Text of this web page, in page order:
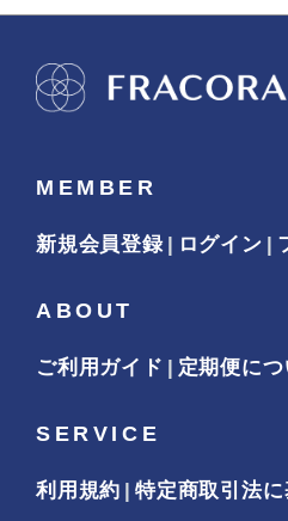
MEMBER
新規会員登録 ログイン
ABOUT
ご利用ガイド 定期便につ
SERVICE
利用規約 特定商取引法